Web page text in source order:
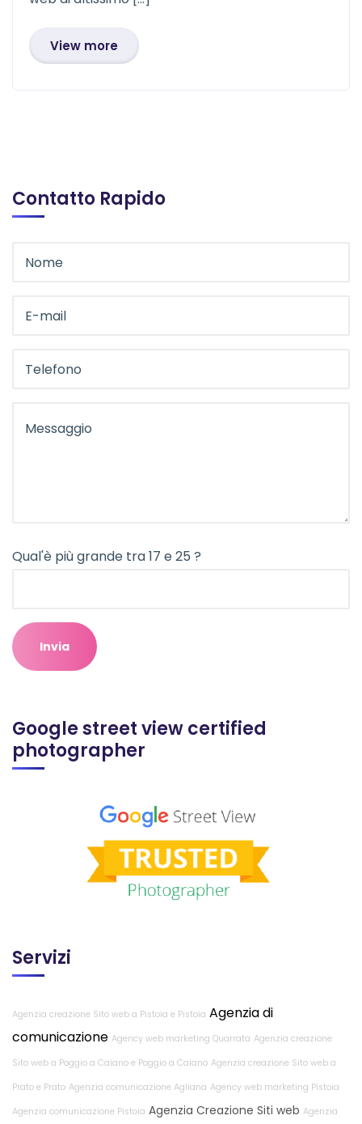
View more
Contatto Rapido
Qual'è più grande tra 17 e 25 ?
Google street view certified
photographer
Servizi
Agenzia creazione Sito web a Pistoia e Pistoia Agenzia di
comunicazione Agency web marketing Quarrata Agenzia creazione
Sito web a Poggio a Caiano e Poggio a Caiano Agenzia creazione Sito web a
Prato e Prato Agenzia comunicazione Agliana Agency web marketing Pistoia
Agenzia comunicazione Pistoia Agenzia Creazione Siti web Agenzia